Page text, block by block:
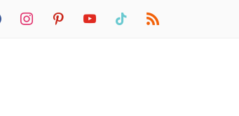
instagrampinterestyoutube tiktok rss